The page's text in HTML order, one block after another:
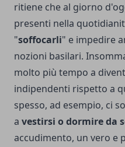
ritiene che al giorno
presenti nella
"soffocarli" e impedire
nozioni basilari.
molto più tempo a
indipendenti rispetto a
spesso, ad esempio, ci
a vestirsi o dormire da
accudimento, un vero e